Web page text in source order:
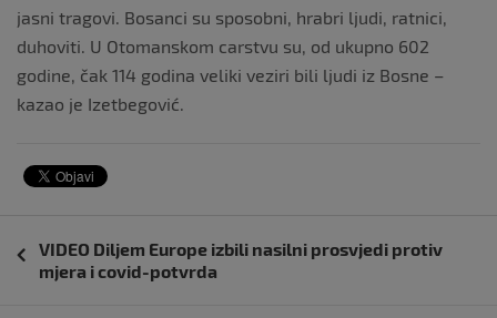
jasni tragovi. Bosanci su sposobni, hrabri ljudi, ratnici,
duhoviti. U Otomanskom carstvu su, od ukupno 602
godine, čak 114 godina veliki veziri bili ljudi iz Bosne –
kazao je Izetbegović.
objava
VIDEO Diljem Europe izbili nasilni prosvjedi protiv
mjera i covid-potvrda